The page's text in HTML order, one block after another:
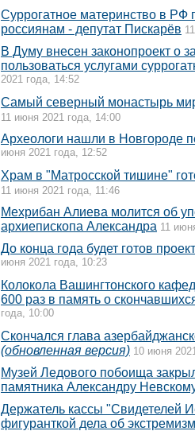
Суррогатное материнство в РФ
россиянам - депутат Пискарёв
В Думу внесен законопроект о
пользоваться услугами
2021 года, 14:52
Самый северный монастырь
11 июня 2021 года, 14:00
Археологи нашли в Новгороде
июня 2021 года, 12:52
Храм в "Матросской тишине"
11 июня 2021 года, 11:46
Мехрибан Алиева молится об
архиепископа Александра 11
До конца года будет готов
июня 2021 года, 10:23
Колокола Вашингтонского
600 раз в память о
года, 10:00
Скончался глава
(обновленная версия) 10 июня
Музей Ледового побоища
памятника Александру
Держатель кассы "Свидетелей
фигуранткой дела об